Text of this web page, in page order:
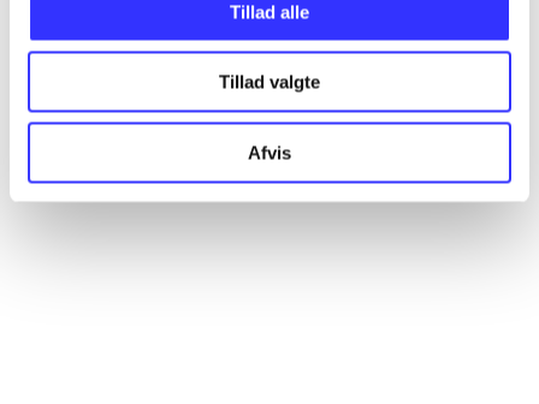
Tillad alle
Tillad valgte
Afvis
...
...